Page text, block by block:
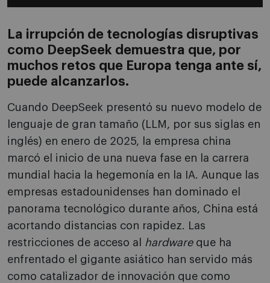
La irrupción de tecnologías disruptivas
como DeepSeek demuestra que, por
muchos retos que Europa tenga ante sí,
puede alcanzarlos.
Cuando DeepSeek presentó su nuevo modelo de
lenguaje de gran tamaño (LLM, por sus siglas en
inglés) en enero de 2025, la empresa china
marcó el inicio de una nueva fase en la carrera
mundial hacia la hegemonía en la IA. Aunque las
empresas estadounidenses han dominado el
panorama tecnológico durante años, China está
acortando distancias con rapidez. Las
restricciones de acceso al
hardwareque ha
enfrentado el gigante asiático han servido más
como catalizador de innovación que como